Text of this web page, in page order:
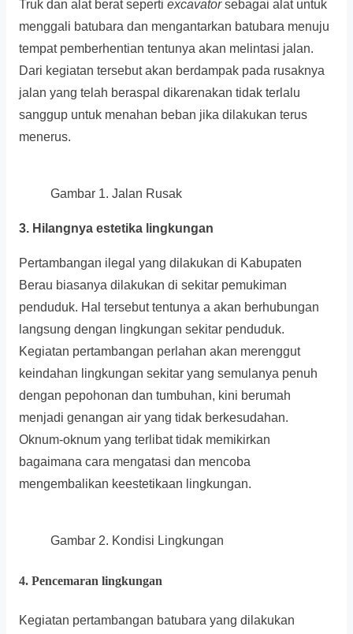
Truk dan alat berat seperti excavatorsebagai alat untuk
menggali batubara dan mengantarkan batubara menuju
tempat pemberhentian tentunya akan melintasi jalan.
Dari kegiatan tersebut akan berdampak pada rusaknya
jalan yang telah beraspal dikarenakan tidak terlalu
sanggup untuk menahan beban jika dilakukan terus
menerus.
Gambar 1. Jalan Rusak
3. Hilangnya estetika lingkungan
Pertambangan ilegal yang dilakukan di Kabupaten
Berau biasanya dilakukan di sekitar pemukiman
penduduk. Hal tersebut tentunya a akan berhubungan
langsung dengan lingkungan sekitar penduduk.
Kegiatan pertambangan perlahan akan merenggut
keindahan lingkungan sekitar yang semulanya penuh
dengan pepohonan dan tumbuhan, kini berumah
menjadi genangan air yang tidak berkesudahan.
Oknum-oknum yang terlibat tidak memikirkan
bagaimana cara mengatasi dan mencoba
mengembalikan keestetikaan lingkungan.
Gambar 2. Kondisi Lingkungan
4. Pencemaran lingkungan
Kegiatan pertambangan batubara yang dilakukan